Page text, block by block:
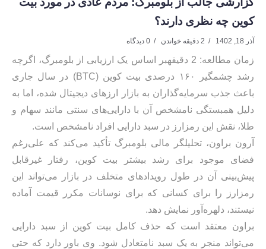
کوین چه نظری دارند؟
آذر 18, 1402 2 دقیقه خواندن 0 دیدگاه
زمان مطالعه: 2 دقیقهبر اساس یک ارزیابی از بلومبرگ، اگرچه
رشد چشمگیر ۱۶۰ درصدی بیت کوین (BTC) در سال جاری
باعث جذب سرمایه‌گذاران به بازار ارزهای دیجیتال شده، اما به
دلیل همبستگی نامشخص آن با دارایی‌های سنتی مانند سهام و
طلا، نقش این رمزارز در سبد دارایی افراد نامشخص است.
آرون براون، تحلیلگر مالی بلومبرگ تأکید می‌کند که علی‌رغم
فضای موجود برای رشد بیشتر بیت کوین، رفتار غیرقابل
پیش‌بینی آن در طول رویدادهای متخلف در بازار می‌تواند این
رمزارز را برای کسانی که برای نوسانات مکرر قیمت آماده
نیستند، دلهره‌آور نمایش دهد.
براون معتقد است که حذف کامل بیت کوین از سبد دارایی
می‌تواند منجر به یک سبد نامتعادل شود. وی باور دارد که حتی